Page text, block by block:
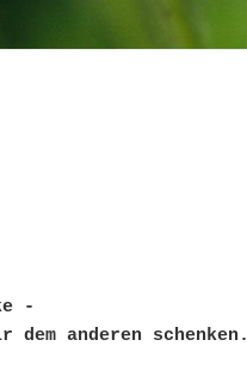
-
anderen schenken.